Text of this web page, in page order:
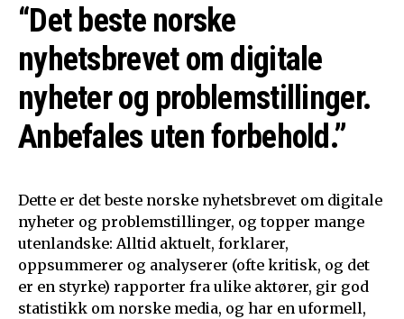
“Det beste norske
nyhetsbrevet om digitale
nyheter og problemstillinger.
Anbefales uten forbehold.”
Dette er det beste norske nyhetsbrevet om digitale
nyheter og problemstillinger, og topper mange
utenlandske: Alltid aktuelt, forklarer,
oppsummerer og analyserer (ofte kritisk, og det
er en styrke) rapporter fra ulike aktører, gir god
statistikk om norske media, og har en uformell,